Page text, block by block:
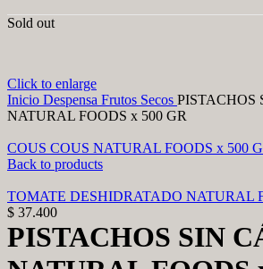
Sold out
Click to enlarge
Inicio Despensa Frutos Secos PISTACHOS
NATURAL FOODS x 500 GR
COUS COUS NATURAL FOODS x 500
Back to products
TOMATE DESHIDRATADO NATURAL
$ 37.400
PISTACHOS SIN